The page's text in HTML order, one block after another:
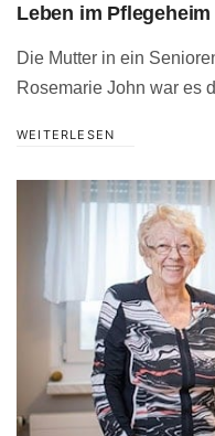
Leben im Pflegeheim
Die Mutter in ein
Rosemarie John war es
WEITERLESEN